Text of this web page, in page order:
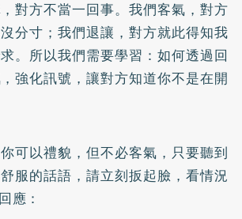
對方不當一回事。我們客氣，對方
分寸；我們退讓，對方就此得知我
。所以我們需要學習：如何透過回
強化訊號，讓對方知道你不是在開
可以禮貌，但不必客氣，只要聽到
服的話語，請立刻扳起臉，看情況
應：